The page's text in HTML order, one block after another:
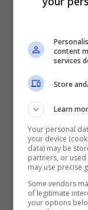
content
services
Store
Learn
Your personal
your device
data) may be
partners, or
may use precise
Some vendors
of legitimate
your options